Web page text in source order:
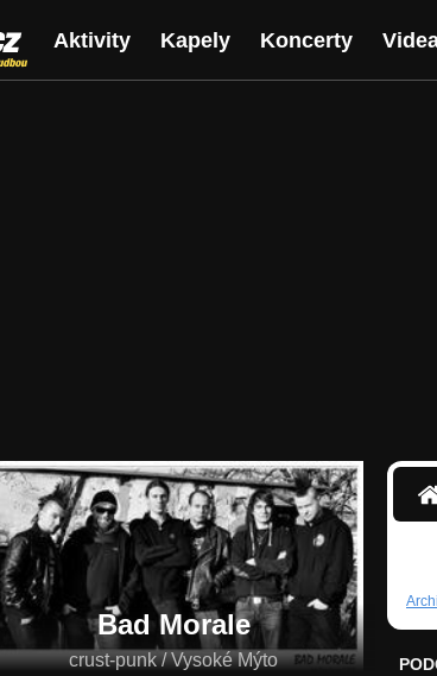
Aktivity Kapely Koncerty
Bad Morale
crust-punk / Vysoké Mýto